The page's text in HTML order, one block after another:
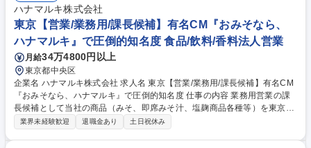
営店、EC、量販店、BtoB卸など）からの注文に応じたピッキング・梱包
指示。出荷伝票・送り状の作成、配送業者の手配および配車管理。納期通
りに遅延なく出荷するための進捗管理。 募集職種 【岩沼/倉庫管理・出荷
管理】＊自社商品『NISHIKIYA KITCHEN』売上好調中！
ハナマルキ株式会社
東京【営業/業務用/課長候補】有名CM『おみそなら、
ハナマルキ』で圧倒的知名度 食品/飲料/香料法人営業
月給34万4800円以上
東京都中央区
企業名 ハナマルキ株式会社 求人名 東京【営業/業務用/課長候補】有名CM
『おみそなら、ハナマルキ』で圧倒的知名度 仕事の内容 業務用営業の課
長候補として当社の商品（みそ、即席みそ汁、塩麹商品各種等）を東京・
神奈川・千葉の業務用の食品問屋を通じ、外食産業やスーパー・コンビ
業界未経験歓迎 退職金あり 土日祝休み